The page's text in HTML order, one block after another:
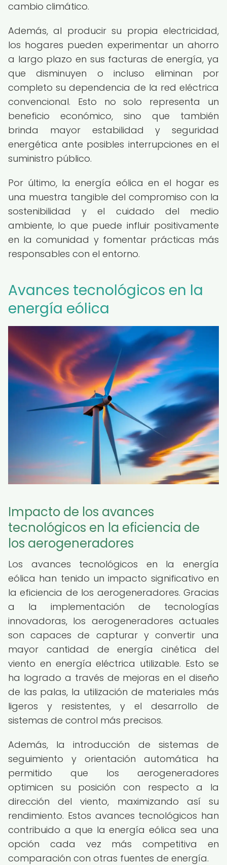
cambio climático.
Además, al producir su propia electricidad,
los hogares pueden experimentar un ahorro
a largo plazo en sus facturas de energía, ya
que disminuyen o incluso eliminan por
completo su dependencia de la red eléctrica
convencional. Esto no solo representa un
beneficio económico, sino que también
brinda mayor estabilidad y seguridad
energética ante posibles interrupciones en el
suministro público.
Por último, la energía eólica en el hogar es
una muestra tangible del compromiso con la
sostenibilidad y el cuidado del medio
ambiente, lo que puede influir positivamente
en la comunidad y fomentar prácticas más
responsables con el entorno.
Avances tecnológicos en la
energía eólica
Impacto de los avances
tecnológicos en la eficiencia de
los aerogeneradores
Los avances tecnológicos en la energía
eólica han tenido un impacto significativo en
la eficiencia de los aerogeneradores. Gracias
a la implementación de tecnologías
innovadoras, los aerogeneradores actuales
son capaces de capturar y convertir una
mayor cantidad de energía cinética del
viento en energía eléctrica utilizable. Esto se
ha logrado a través de mejoras en el diseño
de las palas, la utilización de materiales más
ligeros y resistentes, y el desarrollo de
sistemas de control más precisos.
Además, la introducción de sistemas de
seguimiento y orientación automática ha
permitido que los aerogeneradores
optimicen su posición con respecto a la
dirección del viento, maximizando así su
rendimiento. Estos avances tecnológicos han
contribuido a que la energía eólica sea una
opción cada vez más competitiva en
comparación con otras fuentes de energía.